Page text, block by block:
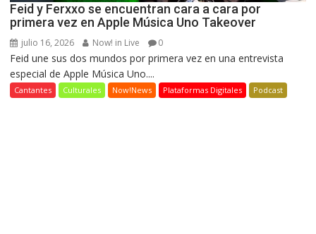
Feid y Ferxxo se encuentran cara a cara por
primera vez en Apple Música Uno Takeover
julio 16, 2026 Now! in Live 0
Feid une sus dos mundos por primera vez en una entrevista
especial de Apple Música Uno....
Cantantes Culturales Now!News Plataformas Digitales Podcast